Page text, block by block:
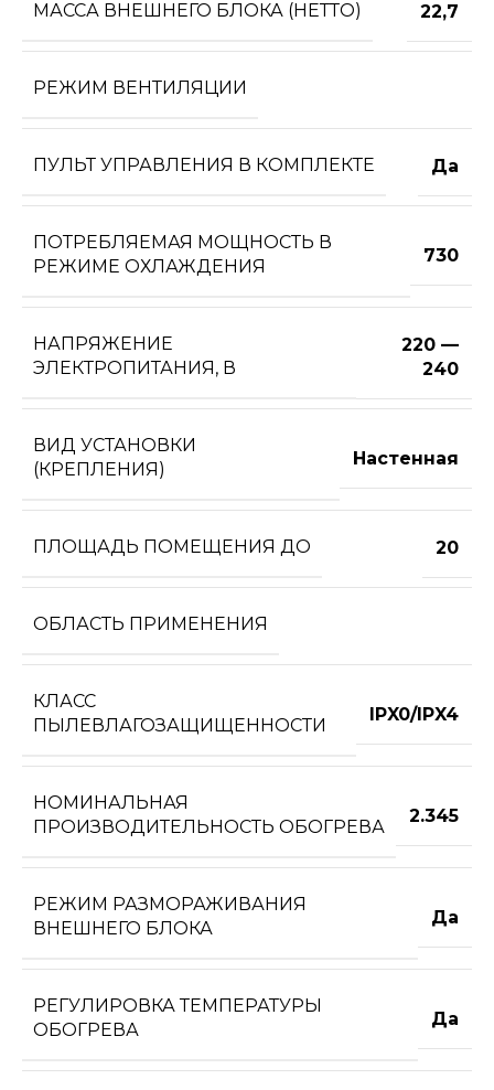
МАССА ВНЕШНЕГО БЛОКА (НЕТТО) 22,7
РЕЖИМ ВЕНТИЛЯЦИИ
ПУЛЬТ УПРАВЛЕНИЯ В КОМПЛЕКТЕ Да
ПОТРЕБЛЯЕМАЯ МОЩНОСТЬ В
РЕЖИМЕ ОХЛАЖДЕНИЯ
730
НАПРЯЖЕНИЕ
ЭЛЕКТРОПИТАНИЯ, В
220 —
240
ВИД УСТАНОВКИ
(КРЕПЛЕНИЯ)
Настенная
ПЛОЩАДЬ ПОМЕЩЕНИЯ ДО 20
ОБЛАСТЬ ПРИМЕНЕНИЯ
КЛАСС
ПЫЛЕВЛАГОЗАЩИЩЕННОСТИ
IPX0/IPX4
НОМИНАЛЬНАЯ
ПРОИЗВОДИТЕЛЬНОСТЬ ОБОГРЕВА
2.345
РЕЖИМ РАЗМОРАЖИВАНИЯ
ВНЕШНЕГО БЛОКА
Да
РЕГУЛИРОВКА ТЕМПЕРАТУРЫ
ОБОГРЕВА
Да